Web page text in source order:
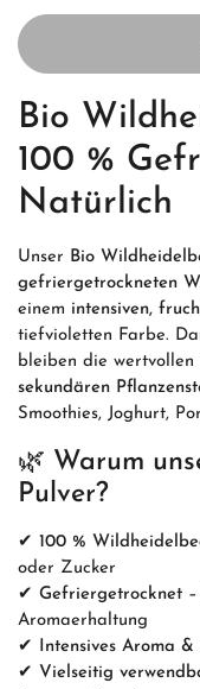
Bio
100 %
Natürlich
Unser Bio
gefriergetrockneten
einem intensiven,
tiefvioletten Farbe.
bleiben die wertvollen
sekundären
Smoothies, Joghurt,
🌿 Warum
Pulver?
✔ 100 %
oder Zucker
✔ Gefriergetrocknet
Aromaerhaltung
✔ Intensives Aroma &
✔ Vielseitig